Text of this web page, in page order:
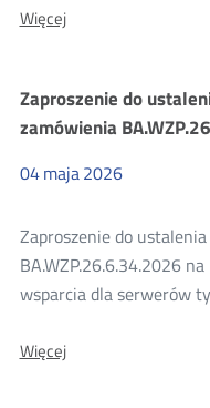
WięcejO:
szacunkowej
wartości
zamówienia
Zaproszenie do
zamówienia
04maja2026
Zaproszenie do
BA.WZP.26.6.34.2026
wsparcia dla serwerów
WięcejO: